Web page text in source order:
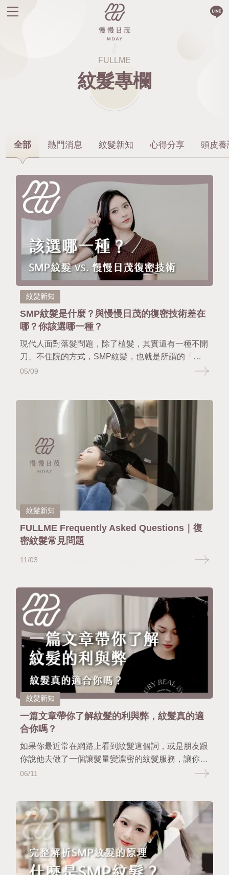
FULLME
紋髮專欄
全部 熱門消息 紋髮新知 心得分享 頭皮養
紋髮新知
SMP紋髮是什麼？與慢慢日茂的復密技術差在
哪？你該選哪一種？
現代人面對落髮問題，除了植髮，其實還有一種不開
刀、不住院的方式，SMP紋髮，也就是所謂的「頭
皮紋髮」，但你知道嗎？市面上常見的SMP紋髮只
05/09
紋髮新知
FULLME Frequently Asked Questions｜復
密紋髮常見問題
11/03
紋髮新知
一篇文章帶你了解紋髮的利與弊，紋髮真的適
合你嗎？
如果你最近常在網路上看到紋髮這個詞，或是朋友跟
你說他去做了一個讓髮量變濃密的紋髮服務，讓你也
開始動了心，那你一定會問自己一個問題 「紋髮到
的人都會有，畢竟這不是剪個新髮型那麼簡單，而是
關係到你長時間的外貌感受與自信建立。 所以這篇
文章，慢慢日茂不會只講好話，而是會用最真實、最
客觀的方式，跟你談談紋髮的優點與限制，讓你在下
決定前，有足夠的資訊做出最適合自己的選擇。
06/11